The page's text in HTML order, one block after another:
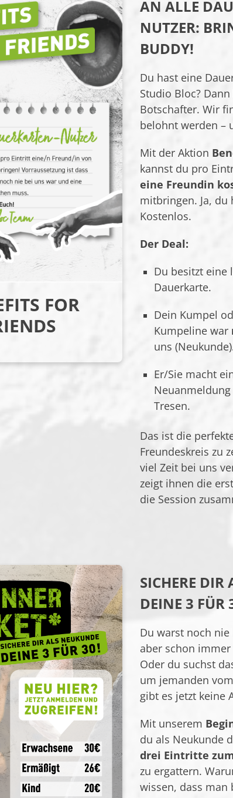
FOR
AN ALLE
NUTZER:
BUDDY!
Du hast eine
Studio Bloc?
Botschafter. Wir
belohnt werden –
Mit der Aktion
kannst du pro
eine Freundin
mitbringen. Ja, du
Kostenlos.
Der Deal:
Du besitzt eine
Dauerkarte.
Dein Kumpel
Kumpeline war
uns
Er/Sie macht
Tresen.
Das ist die
Freundeskreis zu
viel Zeit bei uns
zeigt ihnen die
die Session
SICHERE DIR
DEINE 3 FÜR
Du warst noch
aber schon
Oder du suchst
um jemanden
gibt es jetzt keine
Mit unserem
du als Neukunde
drei Eintritte
zu ergattern.
wissen, dass